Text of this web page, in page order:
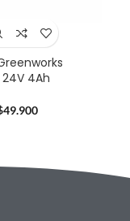
4Ah
49.900